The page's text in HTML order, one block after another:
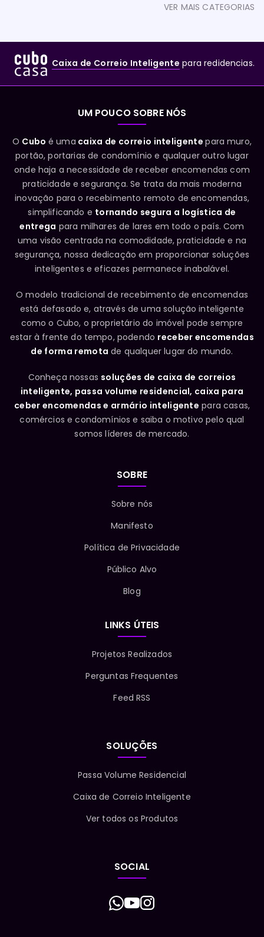
VER MAIS CATEGORIAS
Caixa de Correio Inteligente para redidencias.
UM POUCO SOBRE NÓS
O Cubo é uma caixa de correio inteligentepara muro,
portão, portarias de condomínio e qualquer outro lugar
onde haja a necessidade de receber encomendas com
praticidade e segurança. Se trata da mais moderna
inovação para o recebimento remoto de encomendas,
simplificando e tornando segura a logística de
entrega para milhares de lares em todo o país. Com
uma visão centrada na comodidade, praticidade e na
segurança, nossa dedicação em proporcionar soluções
inteligentes e eficazes permanece inabalável.
O modelo tradicional de recebimento de encomendas
está defasado e, através de uma solução inteligente
como o Cubo, o proprietário do imóvel pode sempre
estar à frente do tempo, podendo receber encomendas
de forma remota de qualquer lugar do mundo.
Conheça nossas soluções de caixa de correios
inteligente, passa volume residencial, caixa para
ceber encomendas e armário inteligente para casas,
comércios e condomínios e saiba o motivo pelo qual
somos líderes de mercado.
SOBRE
Sobre nós
Manifesto
Política de Privacidade
Público Alvo
Blog
LINKS ÚTEIS
Projetos Realizados
Perguntas Frequentes
Feed RSS
SOLUÇÕES
Passa Volume Residencial
Caixa de Correio Inteligente
Ver todos os Produtos
SOCIAL